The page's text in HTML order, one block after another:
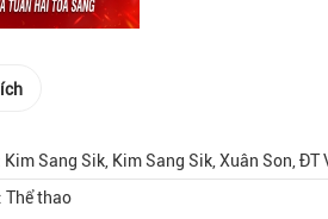
Kim Sang Sik, Kim Sang Sik, Xuân Son,
Thể thao